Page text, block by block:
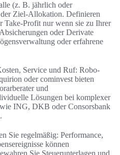
(z. B. jährlich oder
Ziel-Allokation. Definieren
Take-Profit nur wenn sie zu Ihrer
oder Derivate
oder erfahrene
Service und Ruf: Robo-
oder cominvest bieten
und
Lösungen bei komplexer
ING, DKB oder Consorsbank
Sie regelmäßig: Performance,
können